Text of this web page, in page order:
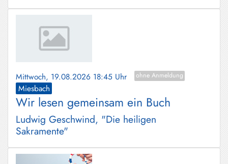
Mittwoch, 19.08.2026 18:45 Uhr ohne Anmeldung
Miesbach
Wir lesen gemeinsam ein Buch
Ludwig Geschwind, "Die heiligen
Sakramente"